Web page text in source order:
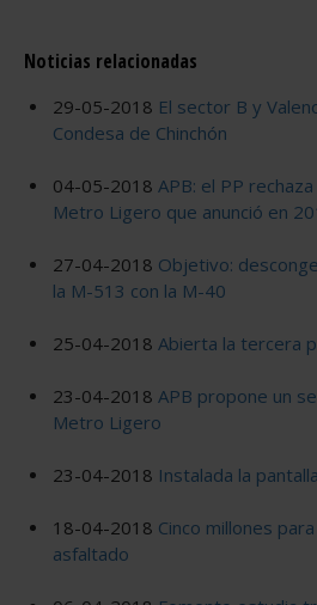
Noticias relacionadas
29-05-2018 El sector B y
Condesa de Chinchón
04-05-2018 APB: el PP
Metro Ligero que anunció en
27-04-2018 Objetivo:
la M-513 con la M-40
25-04-2018 Abierta la tercera
23-04-2018 APB propone un
Metro Ligero
23-04-2018 Instalada la
18-04-2018 Cinco millones
asfaltado